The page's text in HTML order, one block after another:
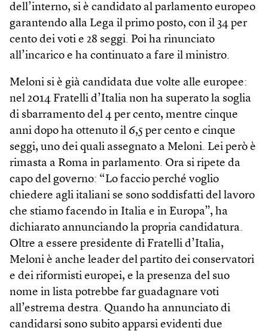
dell’interno, si è candidato al parlamento europeo
garantendo alla Lega il primo posto, con il 34 per
cento dei voti e 28 seggi. Poi ha rinunciato
all’incarico e ha continuato a fare il ministro.
Meloni si è già candidata due volte alle europee:
nel 2014 Fratelli d’Italia non ha superato la soglia
di sbarramento del 4 per cento, mentre cinque
anni dopo ha ottenuto il 6,5 per cento e cinque
seggi, uno dei quali assegnato a Meloni. Lei però è
rimasta a Roma in parlamento. Ora si ripete da
capo del governo: “Lo faccio perché voglio
chiedere agli italiani se sono soddisfatti del lavoro
che stiamo facendo in Italia e in Europa”, ha
dichiarato annunciando la propria candidatura.
Oltre a essere presidente di Fratelli d’Italia,
Meloni è anche leader del partito dei conservatori
e dei riformisti europei, e la presenza del suo
nome in lista potrebbe far guadagnare voti
all’estrema destra. Quando ha annunciato di
candidarsi sono subito apparsi evidenti due